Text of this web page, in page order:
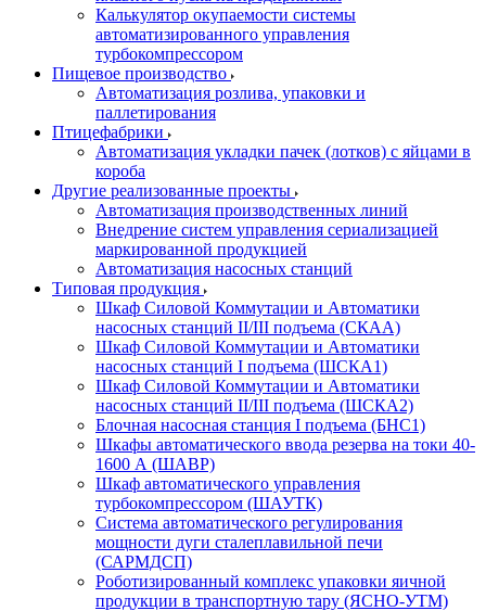
Калькулятор окупаемости системы
автоматизированного управления
турбокомпрессором
Пищевое производство
Автоматизация розлива, упаковки и
паллетирования
Птицефабрики
Автоматизация укладки пачек (лотков) с яйцами в
короба
Другие реализованные проекты
Автоматизация производственных линий
Внедрение систем управления сериализацией
маркированной продукцией
Автоматизация насосных станций
Типовая продукция
Шкаф Силовой Коммутации и Автоматики
насосных станций II/III подъема (СКАА)
Шкаф Силовой Коммутации и Автоматики
насосных станций I подъема (ШСКА1)
Шкаф Силовой Коммутации и Автоматики
насосных станций II/III подъема (ШСКА2)
Блочная насосная станция I подъема (БНС1)
Шкафы автоматического ввода резерва на токи 40-
1600 А (ШАВР)
Шкаф автоматического управления
турбокомпрессором (ШАУТК)
Система автоматического регулирования
мощности дуги сталеплавильной печи
(САРМДСП)
Роботизированный комплекс упаковки яичной
продукции в транспортную тару (ЯСНО-УТМ)